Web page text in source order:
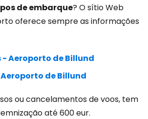
de embarque? O sítio Web
oferece sempre as informações
Aeroporto de Billund
de Billund
ou cancelamentos de voos, tem
até600 eur.